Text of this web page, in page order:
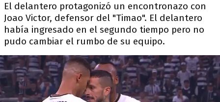
El delantero protagonizó un encontronazo con
Joao Victor, defensor del "Timao". El delantero
había ingresado en el segundo tiempo pero no
pudo cambiar el rumbo de su equipo.